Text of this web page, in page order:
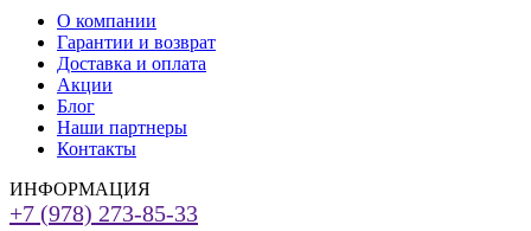
О компании
Гарантии и возврат
Доставка и оплата
Акции
Блог
Наши партнеры
Контакты
ИНФОРМАЦИЯ
+7 (978) 273-85-33